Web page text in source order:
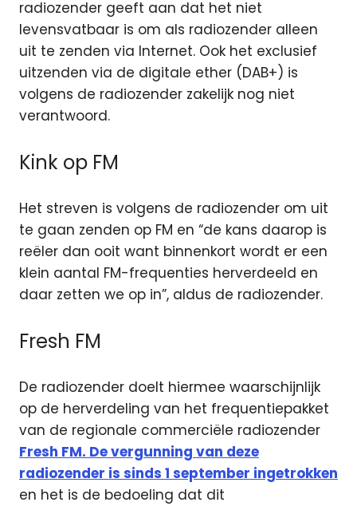
radiozender geeft aan dat het niet
levensvatbaar is om als radiozender alleen
uit te zenden via Internet. Ook het exclusief
uitzenden via de digitale ether (DAB+) is
volgens de radiozender zakelijk nog niet
verantwoord.
Kink op FM
Het streven is volgens de radiozender om uit
te gaan zenden op FM en “de kans daarop is
reëler dan ooit want binnenkort wordt er een
klein aantal FM-frequenties herverdeeld en
daar zetten we op in”, aldus de radiozender.
Fresh FM
De radiozender doelt hiermee waarschijnlijk
op de herverdeling van het frequentiepakket
van de regionale commerciële radiozender
Fresh FM. De vergunning van deze
radiozender is sinds 1 september ingetrokken
en het is de bedoeling dat dit